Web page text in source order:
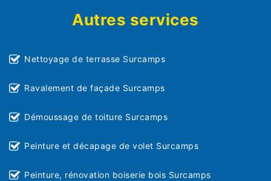
Autres services
Nettoyage de terrasse Surcamps
Ravalement de façade Surcamps
Démoussage de toiture Surcamps
Peinture et décapage de volet Surcamps
Peinture, rénovation boiserie bois Surcamps